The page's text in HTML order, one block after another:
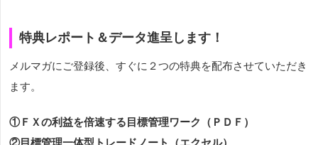
特典レポート＆データ進呈します！
メルマガにご登録後、すぐに２つの特典を配布させていただき
ます。
①ＦＸの利益を倍速する目標管理ワーク（ＰＤＦ）